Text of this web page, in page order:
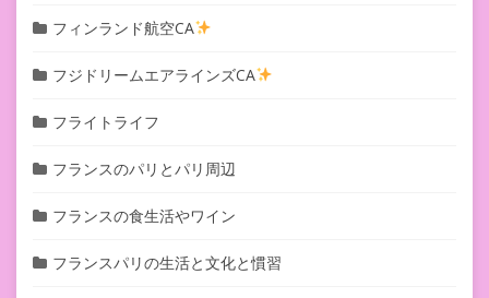
フィンランド航空CA
フジドリームエアラインズCA
フライトライフ
フランスのパリとパリ周辺
フランスの食生活やワイン
フランスパリの生活と文化と慣習